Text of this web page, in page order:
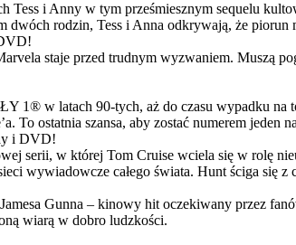
i Anny w tym prześmiesznym sequelu
dwóch rodzin, Tess i Anna odkrywają, że piorun
staje przed trudnym wyzwaniem. Muszą
1® w latach 90-tych, aż do czasu wypadku na
To ostatnia szansa, aby zostać numerem jeden
i DVD!
serii, w której Tom Cruise wciela się w rolę
wywiadowcze całego świata. Hunt ściga się z
Gunna – kinowy hit oczekiwany przez
wiarą w dobro ludzkości.